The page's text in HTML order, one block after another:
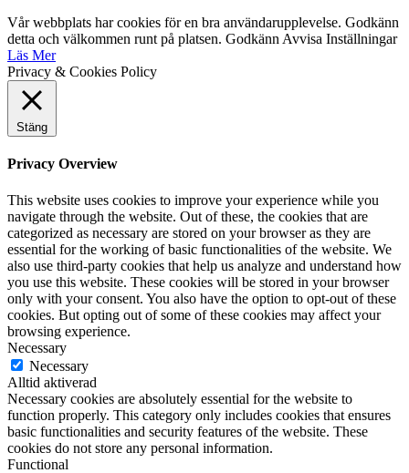
Vår webbplats har cookies för en bra användarupplevelse. Godkänn
detta och välkommen runt på platsen. Godkänn Avvisa Inställningar
Läs Mer
Privacy & Cookies Policy
Stäng
Privacy Overview
This website uses cookies to improve your experience while you
navigate through the website. Out of these, the cookies that are
categorized as necessary are stored on your browser as they are
essential for the working of basic functionalities of the website. We
also use third-party cookies that help us analyze and understand how
you use this website. These cookies will be stored in your browser
only with your consent. You also have the option to opt-out of these
cookies. But opting out of some of these cookies may affect your
browsing experience.
Necessary
Necessary
Alltid aktiverad
Necessary cookies are absolutely essential for the website to
function properly. This category only includes cookies that ensures
basic functionalities and security features of the website. These
cookies do not store any personal information.
Functional